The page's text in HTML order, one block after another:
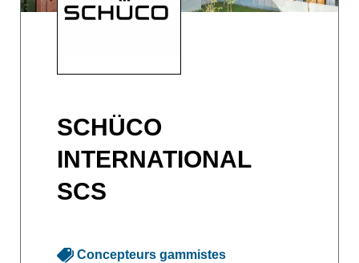
SCHÜCO
INTERNATIONAL
SCS
Concepteurs gammistes